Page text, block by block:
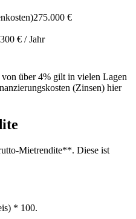
275.000 €
€ / Jahr
über 4% gilt in vielen Lagen
(Zinsen) hier
Mietrendite**. Diese ist
* 100.